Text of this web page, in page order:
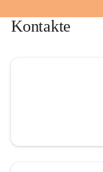
Kontakte